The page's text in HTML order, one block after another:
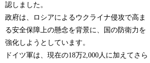
認しました。
政府は、ロシアによるウクライナ侵攻で高ま
る安全保障上の懸念を背景に、国の防衛力を
強化しようとしています。
ドイツ軍は、現在の18万2,000人に加えてさら